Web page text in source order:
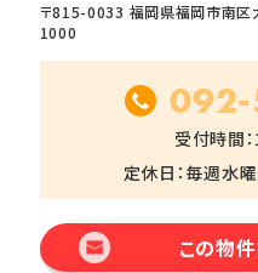
〒815-0033 福岡県福岡市南
1000
受付時間
定休日：毎週水
この物